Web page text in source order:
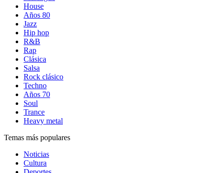
House
Años 80
Jazz
Hip hop
R&B
Rap
Clásica
Salsa
Rock clásico
Techno
Años 70
Soul
Trance
Heavy metal
Temas más populares
Noticias
Cultura